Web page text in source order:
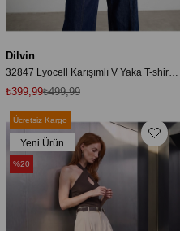
Dilvin
32847 Lyocell Karışımlı V Yaka T-shirt-Beyaz
₺399,99₺499,99
Ücretsiz Kargo
Yeni Ürün
%20